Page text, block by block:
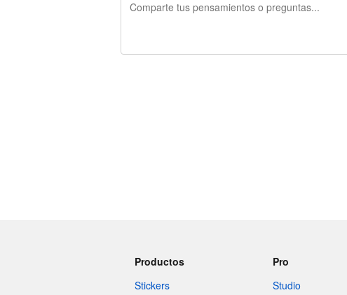
Productos
Stickers
Pro
Studio